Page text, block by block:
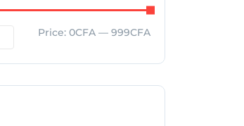
Price: 0CFA — 999CFA